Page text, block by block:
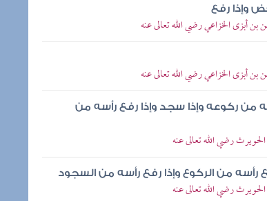
وإذا رفع
أبزى الخزاعي رضي الله تعالى عنه
أبزى الخزاعي رضي الله تعالى عنه
من ركوعه وإذا سجد وإذا رفع رأسه من
رضي الله تعالى عنه
رأسه من الركوع وإذا رفع رأسه من السجود
رضي الله تعالى عنه